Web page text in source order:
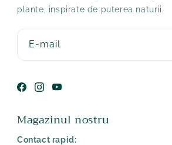
plante, inspirate de puterea naturii.
E-mail
Facebook
Instagram
YouTube
Magazinul nostru
Contact rapid: